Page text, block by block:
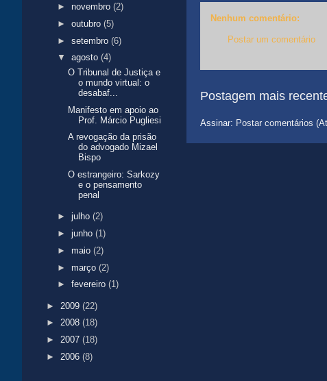
Nenhum comentário:
Postar um comentário
Postagem mais
Assinar: Postar comentários
► novembro (2)
► outubro (5)
► setembro (6)
▼ agosto (4)
O Tribunal de Justiça e
o mundo virtual: o
desabaf...
Manifesto em apoio ao
Prof. Márcio Pugliesi
A revogação da prisão
do advogado Mizael
Bispo
O estrangeiro: Sarkozy
e o pensamento
penal
► julho (2)
► junho (1)
► maio (2)
► março (2)
► fevereiro (1)
► 2009 (22)
► 2008 (18)
► 2007 (18)
► 2006 (8)